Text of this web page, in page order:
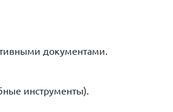
документами.
инструменты).